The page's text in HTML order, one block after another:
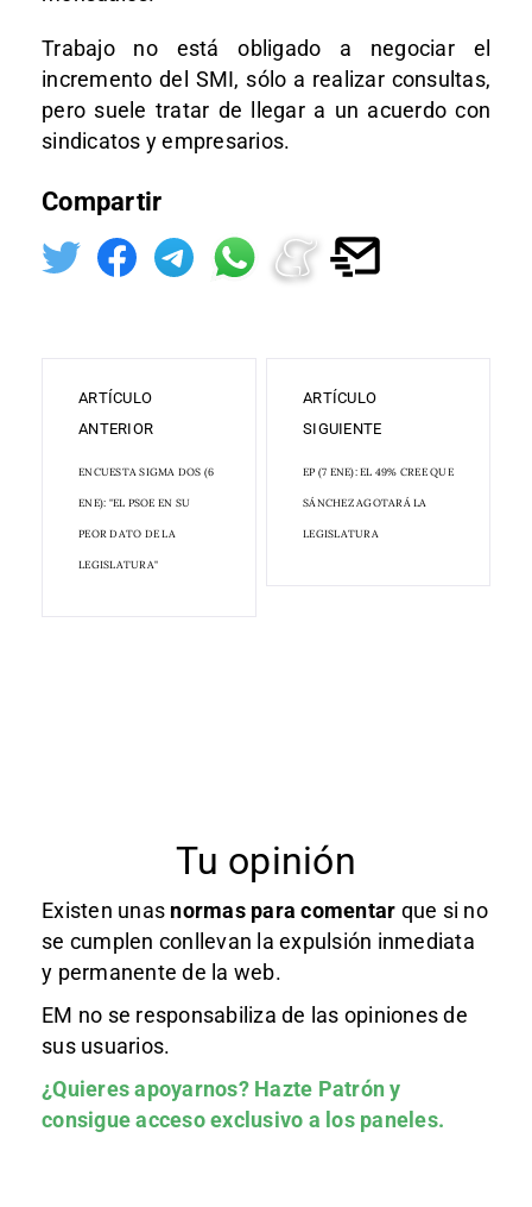
Trabajo no está obligado a negociar el
incremento del SMI, sólo a realizar consultas,
pero suele tratar de llegar a un acuerdo con
sindicatos y empresarios.
Compartir
ARTÍCULO
ANTERIOR
ENCUESTA SIGMA DOS (6
ENE): "EL PSOE EN SU
PEOR DATO DE LA
LEGISLATURA"
ARTÍCULO
SIGUIENTE
EP (7 ENE): EL 49% CREE QUE
SÁNCHEZ AGOTARÁ LA
LEGISLATURA
Tu opinión
Existen unas normas para comentar que si no
se cumplen conllevan la expulsión inmediata
y permanente de la web.
EM no se responsabiliza de las opiniones de
sus usuarios.
¿Quieres apoyarnos? Hazte Patróny
consigue acceso exclusivo a los paneles.